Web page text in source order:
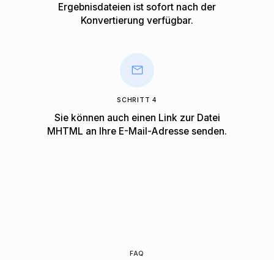
Ergebnisdateien ist sofort nach der
Konvertierung verfügbar.
SCHRITT 4
Sie können auch einen Link zur Datei
MHTML an Ihre E-Mail-Adresse senden.
FAQ